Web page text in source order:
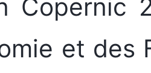
Copernic
et